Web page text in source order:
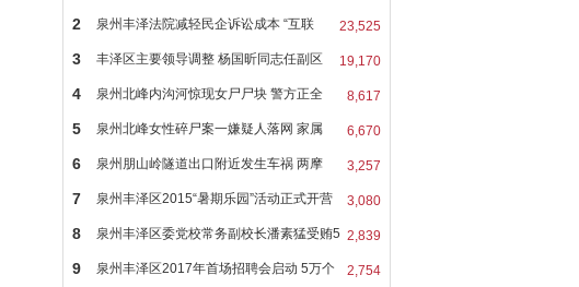
23,525
2 泉州丰泽法院减轻民企诉讼成本 “互联
19,170
3 丰泽区主要领导调整 杨国昕同志任副区
8,617
4 泉州北峰内沟河惊现女尸尸块 警方正全
6,670
5 泉州北峰女性碎尸案一嫌疑人落网 家属
3,257
6 泉州朋山岭隧道出口附近发生车祸 两摩
3,080
7 泉州丰泽区2015“暑期乐园”活动正式开营
2,839
8 泉州丰泽区委党校常务副校长潘素猛受贿5
2,754
9 泉州丰泽区2017年首场招聘会启动 5万个